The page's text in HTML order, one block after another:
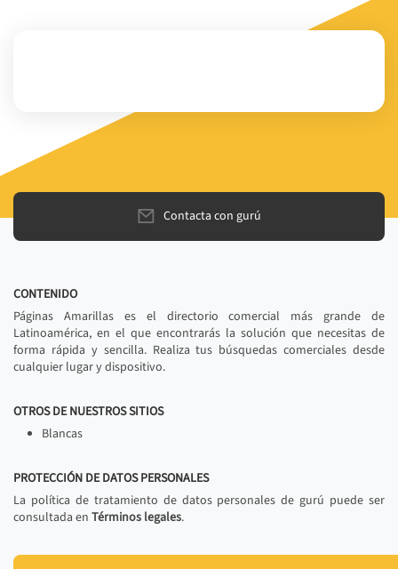
Contacta con gurú
CONTENIDO
Páginas Amarillas es el directorio comercial más grande de
Latinoamérica, en el que encontrarás la solución que necesitas de
forma rápida y sencilla. Realiza tus búsquedas comerciales desde
cualquier lugar y dispositivo.
OTROS DE NUESTROS SITIOS
Blancas
PROTECCIÓN DE DATOS PERSONALES
La política de tratamiento de datos personales de gurú puede ser
consultada en Términos legales.